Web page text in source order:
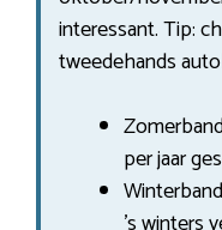
interessant. Tip:
tweedehands
per jaar